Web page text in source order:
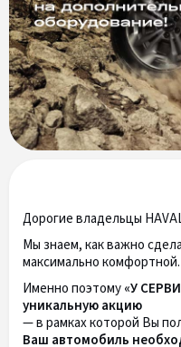
Дорогие владельцы
Мы знаем, как важно
максимально комфортной.
Именно поэтому«У
уникальную акцию
— в рамках которой Вы
Ваш автомобиль